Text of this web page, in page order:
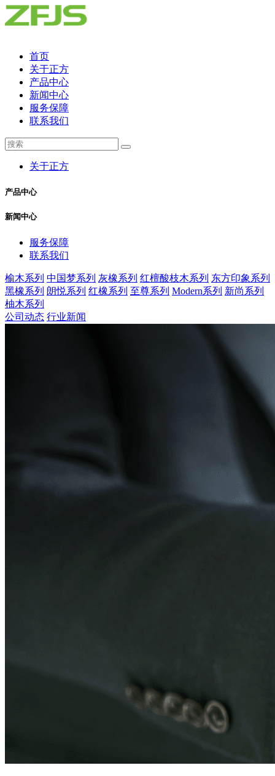
首页
关于正方
产品中心
新闻中心
服务保障
联系我们
关于正方
产品中心
新闻中心
服务保障
联系我们
榆木系列 中国梦系列 灰橡系列 红檀酸枝木系列 东方印象系列
黑橡系列 朗悦系列 红橡系列 至尊系列 Modern系列 新尚系列
柚木系列
公司动态 行业新闻